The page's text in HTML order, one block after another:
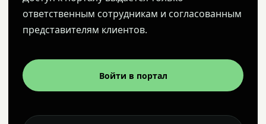
ответственным сотрудникам и согласованным
представителям клиентов.
Войти в портал